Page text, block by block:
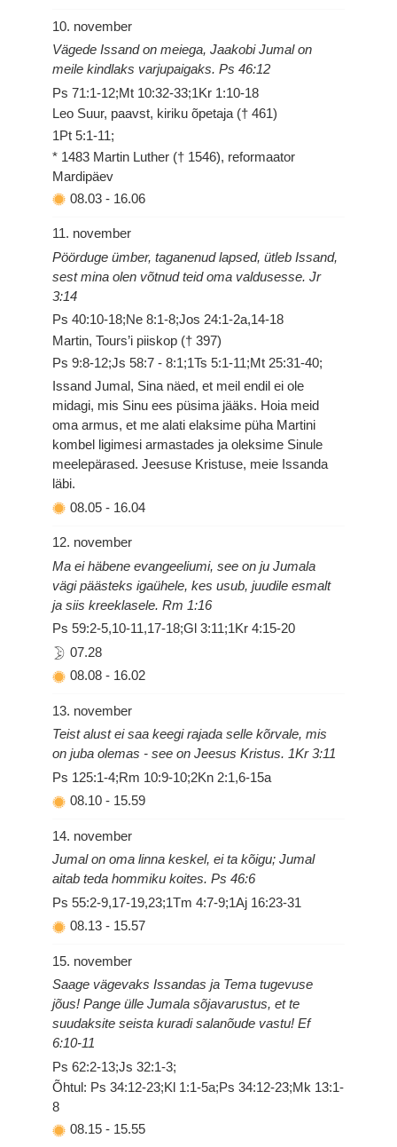
10. november
Vägede Issand on meiega, Jaakobi Jumal on
meile kindlaks varjupaigaks. Ps 46:12
Ps 71:1-12;Mt 10:32-33;1Kr 1:10-18
Leo Suur, paavst, kiriku õpetaja († 461)
1Pt 5:1-11;
* 1483 Martin Luther († 1546), reformaator
Mardipäev
08.03 - 16.06
11. november
Pöörduge ümber, taganenud lapsed, ütleb Issand,
sest mina olen võtnud teid oma valdusesse. Jr
3:14
Ps 40:10-18;Ne 8:1-8;Jos 24:1-2a,14-18
Martin, Tours’i piiskop († 397)
Ps 9:8-12;Js 58:7 - 8:1;1Ts 5:1-11;Mt 25:31-40;
Issand Jumal, Sina näed, et meil endil ei ole
midagi, mis Sinu ees püsima jääks. Hoia meid
oma armus, et me alati elaksime püha Martini
kombel ligimesi armastades ja oleksime Sinule
meelepärased. Jeesuse Kristuse, meie Issanda
läbi.
08.05 - 16.04
12. november
Ma ei häbene evangeeliumi, see on ju Jumala
vägi päästeks igaühele, kes usub, juudile esmalt
ja siis kreeklasele. Rm 1:16
Ps 59:2-5,10-11,17-18;Gl 3:11;1Kr 4:15-20
07.28
08.08 - 16.02
13. november
Teist alust ei saa keegi rajada selle kõrvale, mis
on juba olemas - see on Jeesus Kristus. 1Kr 3:11
Ps 125:1-4;Rm 10:9-10;2Kn 2:1,6-15a
08.10 - 15.59
14. november
Jumal on oma linna keskel, ei ta kõigu; Jumal
aitab teda hommiku koites. Ps 46:6
Ps 55:2-9,17-19,23;1Tm 4:7-9;1Aj 16:23-31
08.13 - 15.57
15. november
Saage vägevaks Issandas ja Tema tugevuse
jõus! Pange ülle Jumala sõjavarustus, et te
suudaksite seista kuradi salanõude vastu! Ef
6:10-11
Ps 62:2-13;Js 32:1-3;
Õhtul: Ps 34:12-23;Kl 1:1-5a;Ps 34:12-23;Mk 13:1-
8
08.15 - 15.55